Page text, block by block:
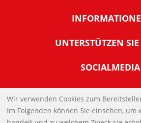
Warum
Tipps zur Nutzung der
Banner und E-Mail-
Links
UNTERSTÜTZEN
Werden Sie
Spenden Sie
SOCIALMEDIA
IMPRESSUM
Wir verwenden Cookies zum
Im Folgenden können Sie einsehen, um